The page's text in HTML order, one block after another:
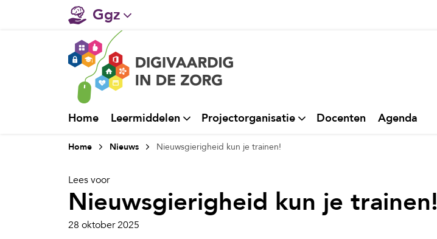
Ggz
Gehandicaptenzorg
Verpleeghuiszorg & Zorg thuis
Home Leermiddelen Projectorganisatie Docenten Agenda
Home Nieuws Nieuwsgierigheid kun je trainen!
Lees voor
Nieuwsgierigheid kun je trainen!
28 oktober 2025